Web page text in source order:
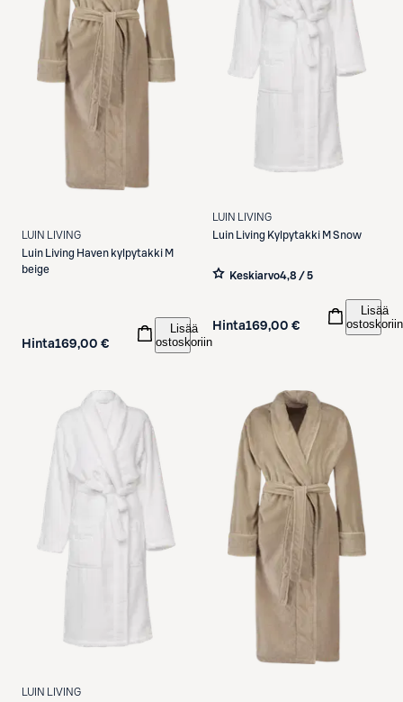
LUIN LIVING
Luin Living Haven kylpytakki M
beige
Hinta169,00 €
Lisää
ostoskoriin
LUIN LIVING
Luin Living Kylpytakki M Snow
Keskiarvo4,8 / 5
Hinta169,00 €
Lisää
ostoskoriin
LUIN LIVING